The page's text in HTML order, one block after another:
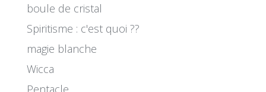
boule de cristal
Spiritisme : c'est quoi ??
magie blanche
Wicca
Pentacle